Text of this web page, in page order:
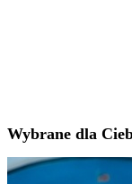
Wybrane dla